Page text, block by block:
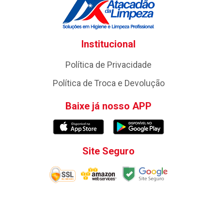
Institucional
Política de Privacidade
Política de Troca e Devolução
Baixe já nosso APP
Site Seguro